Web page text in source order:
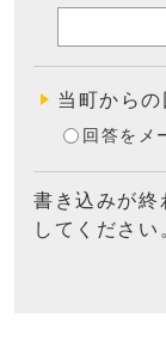
当町から
回答をメ
書き込みが終
してください